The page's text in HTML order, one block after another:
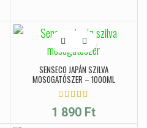
SENSECO JAPÁN SZILVA
MOSOGATÓSZER – 1000ML
1 890 Ft